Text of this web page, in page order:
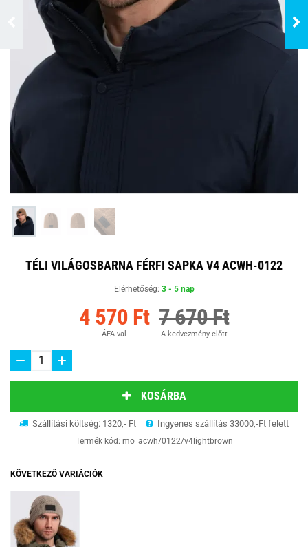
TÉLI VILÁGOSBARNA FÉRFI SAPKA V4 ACWH-0122
Elérhetőség: 3 - 5 nap
4 570 Ft
ÁFA-val
7 670 Ft
A kedvezmény előtt
KOSÁRBA
Szállítási költség: 1320,- Ft Ingyenes szállítás 33000,-Ft felett
Termék kód: mo_acwh/0122/v4lightbrown
KÖVETKEZŐ VARIÁCIÓK